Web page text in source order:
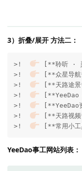
3）折叠/展开 方法二：
>!
[**聆听 ·
>!
[**众星
>!
[**天路途
>!
>!
>!
[**天路视
>!
[**常用
YeeDao事工网站列表：